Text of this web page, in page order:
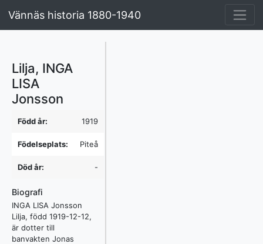
Vännäs historia 1880-1940
Lilja, INGA
LISA
Jonsson
Född år: 1919
Födelseplats: Piteå
Död år: -
Biografi
INGA LISA Jonsson
Lilja, född 1919-12-12,
är dotter till
banvakten Jonas